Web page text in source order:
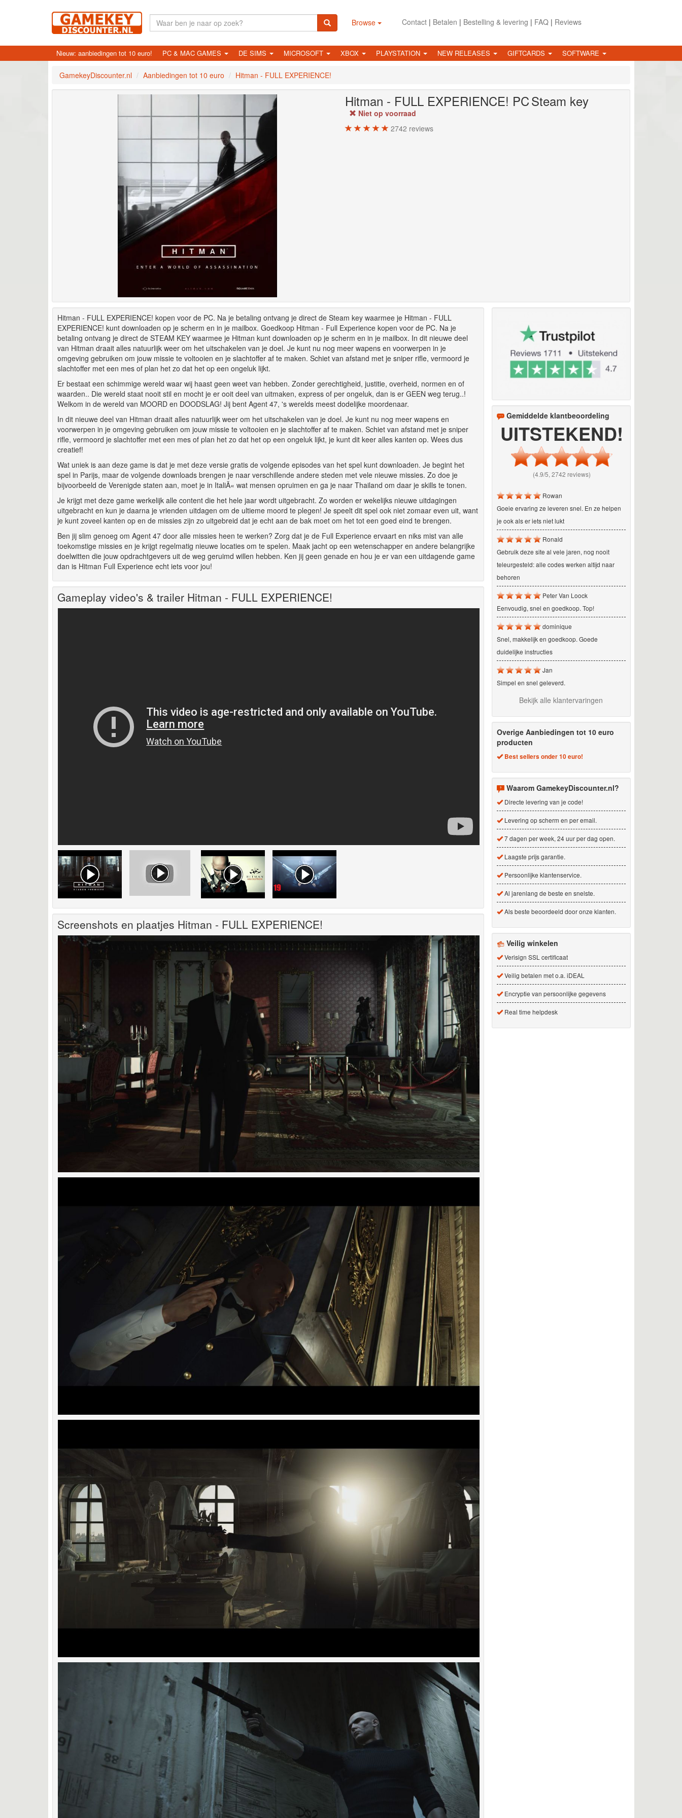
Browse Contact| Betalen | Bestelling & levering | FAQ| Reviews
Nieuw: aanbiedingen tot 10 euro! PC & MAC GAMES DE SIMS MICROSOFT XBOX PLAYSTATION NEW RELEASES GIFTCARDS SOFTWARE
GamekeyDiscounter.nl Aanbiedingen tot 10 euro Hitman - FULL EXPERIENCE!
Hitman - FULL EXPERIENCE! PCSteam key
Niet op voorraad
2742 reviews
Hitman - FULL EXPERIENCE! kopen voor de PC. Na je betaling ontvang je direct de Steam key waarmee je Hitman - FULL
EXPERIENCE! kunt downloaden op je scherm en in je mailbox. Goedkoop Hitman - Full Experience kopen voor de PC. Na je
betaling ontvang je direct de STEAM KEY waarmee je Hitman kunt downloaden op je scherm en in je mailbox. In dit nieuwe deel
van Hitman draait alles natuurlijk weer om het uitschakelen van je doel. Je kunt nu nog meer wapens en voorwerpen in je
omgeving gebruiken om jouw missie te voltooien en je slachtoffer af te maken. Schiet van afstand met je sniper rifle, vermoord je
slachtoffer met een mes of plan het zo dat het op een ongeluk lijkt.
Er bestaat een schimmige wereld waar wij haast geen weet van hebben. Zonder gerechtigheid, justitie, overheid, normen en of
waarden.. Die wereld staat nooit stil en mocht je er ooit deel van uitmaken, express of per ongeluk, dan is er GEEN weg terug..!
Welkom in de wereld van MOORD en DOODSLAG! Jij bent Agent 47, 's werelds meest dodelijke moordenaar.
In dit nieuwe deel van Hitman draait alles natuurlijk weer om het uitschakelen van je doel. Je kunt nu nog meer wapens en
voorwerpen in je omgeving gebruiken om jouw missie te voltooien en je slachtoffer af te maken. Schiet van afstand met je sniper
rifle, vermoord je slachtoffer met een mes of plan het zo dat het op een ongeluk lijkt, je kunt dit keer alles kanten op. Wees dus
creatief!
Wat uniek is aan deze game is dat je met deze versie gratis de volgende episodes van het spel kunt downloaden. Je begint het
spel in Parijs, maar de volgende downloads brengen je naar verschillende andere steden met vele nieuwe missies. Zo doe je
bijvoorbeeld de Verenigde staten aan, moet je in ItaliÃ« wat mensen opruimen en ga je naar Thailand om daar je skills te tonen.
Je krijgt met deze game werkelijk alle content die het hele jaar wordt uitgebracht. Zo worden er wekelijks nieuwe uitdagingen
uitgebracht en kun je daarna je vrienden uitdagen om de ultieme moord te plegen! Je speelt dit spel ook niet zomaar even uit, want
je kunt zoveel kanten op en de missies zijn zo uitgebreid dat je echt aan de bak moet om het tot een goed eind te brengen.
Ben jij slim genoeg om Agent 47 door alle missies heen te werken? Zorg dat je de Full Experience ervaart en niks mist van alle
toekomstige missies en je krijgt regelmatig nieuwe locaties om te spelen. Maak jacht op een wetenschapper en andere belangrijke
doelwitten die jouw opdrachtgevers uit de weg geruimd willen hebben. Ken jij geen genade en hou je er van een uitdagende game
dan is Hitman Full Experience echt iets voor jou!
Gameplay video's & trailer Hitman - FULL EXPERIENCE!
Screenshots en plaatjes Hitman - FULL EXPERIENCE!
Gemiddelde klantbeoordeling
UITSTEKEND!
(4.9/5, 2742 reviews)
Rowan
Goeie ervaring ze leveren snel. En ze helpen
je ook als er iets niet lukt
Ronald
Gebruik deze site al vele jaren, nog nooit
teleurgesteld: alle codes werken altijd naar
behoren
Peter Van Loock
Eenvoudig, snel en goedkoop. Top!
dominique
Snel, makkelijk en goedkoop. Goede
duidelijke instructies
Jan
Simpel en snel geleverd.
Bekijk alle klantervaringen
Overige Aanbiedingen tot 10 euro
producten
Best sellers onder 10 euro!
Waarom GamekeyDiscounter.nl?
Directe levering van je code!
Levering op scherm en per email.
7 dagen per week, 24 uur per dag open.
Laagste prijs garantie.
Persoonlijke klantenservice.
Al jarenlang de beste en snelste.
Als beste beoordeeld door onze klanten.
Veilig winkelen
Verisign SSL certificaat
Veilig betalen met o.a. iDEAL
Encryptie van persoonlijke gegevens
Real time helpdesk